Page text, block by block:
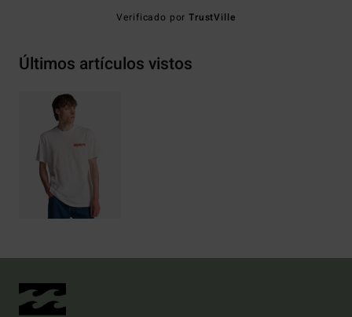
Verificado porTrustVille
Últimos artículos vistos